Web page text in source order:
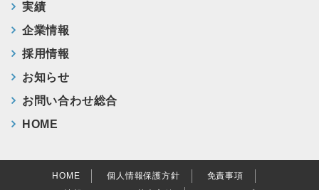
実績
企業情報
採用情報
お知らせ
お問い合わせ総合
HOME
HOME 個人情報保護方針
免責事項